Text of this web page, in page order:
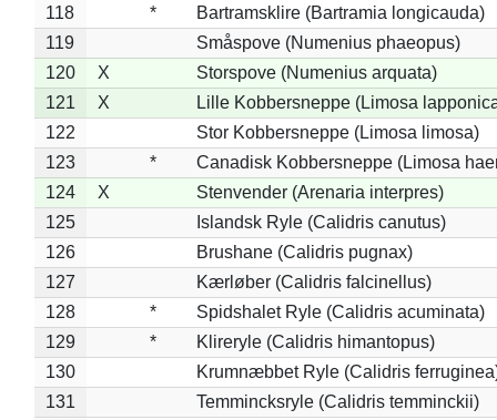
118
*
Bartramsklire (Bartramia longicauda)
119
Småspove (Numenius phaeopus)
120
X
Storspove (Numenius arquata)
121
X
Lille Kobbersneppe (Limosa
122
Stor Kobbersneppe (Limosa limosa)
123
*
Canadisk Kobbersneppe (Limosa
124
X
Stenvender (Arenaria interpres)
125
Islandsk Ryle (Calidris canutus)
126
Brushane (Calidris pugnax)
127
Kærløber (Calidris falcinellus)
128
*
Spidshalet Ryle (Calidris acuminata)
129
*
Klireryle (Calidris himantopus)
130
Krumnæbbet Ryle (Calidris
131
Temmincksryle (Calidris temminckii)